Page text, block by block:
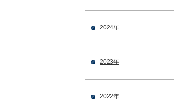
2024年
2023年
2022年